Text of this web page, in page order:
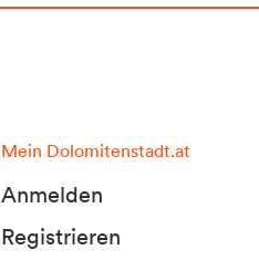
Mein Dolomitenstadt.at
Anmelden
Registrieren